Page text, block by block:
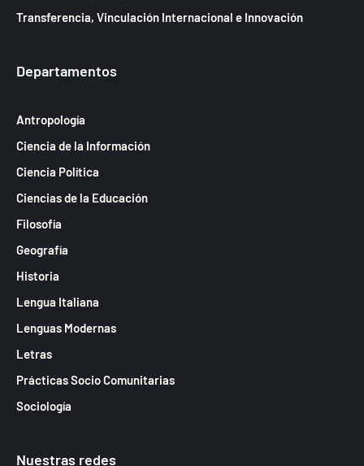
Transferencia, Vinculación Internacional e Innovación
Departamentos
Antropología
Ciencia de la Información
Ciencia Política
Ciencias de la Educación
Filosofía
Geografía
Historia
Lengua Italiana
Lenguas Modernas
Letras
Prácticas Socio Comunitarias
Sociología
Nuestras redes